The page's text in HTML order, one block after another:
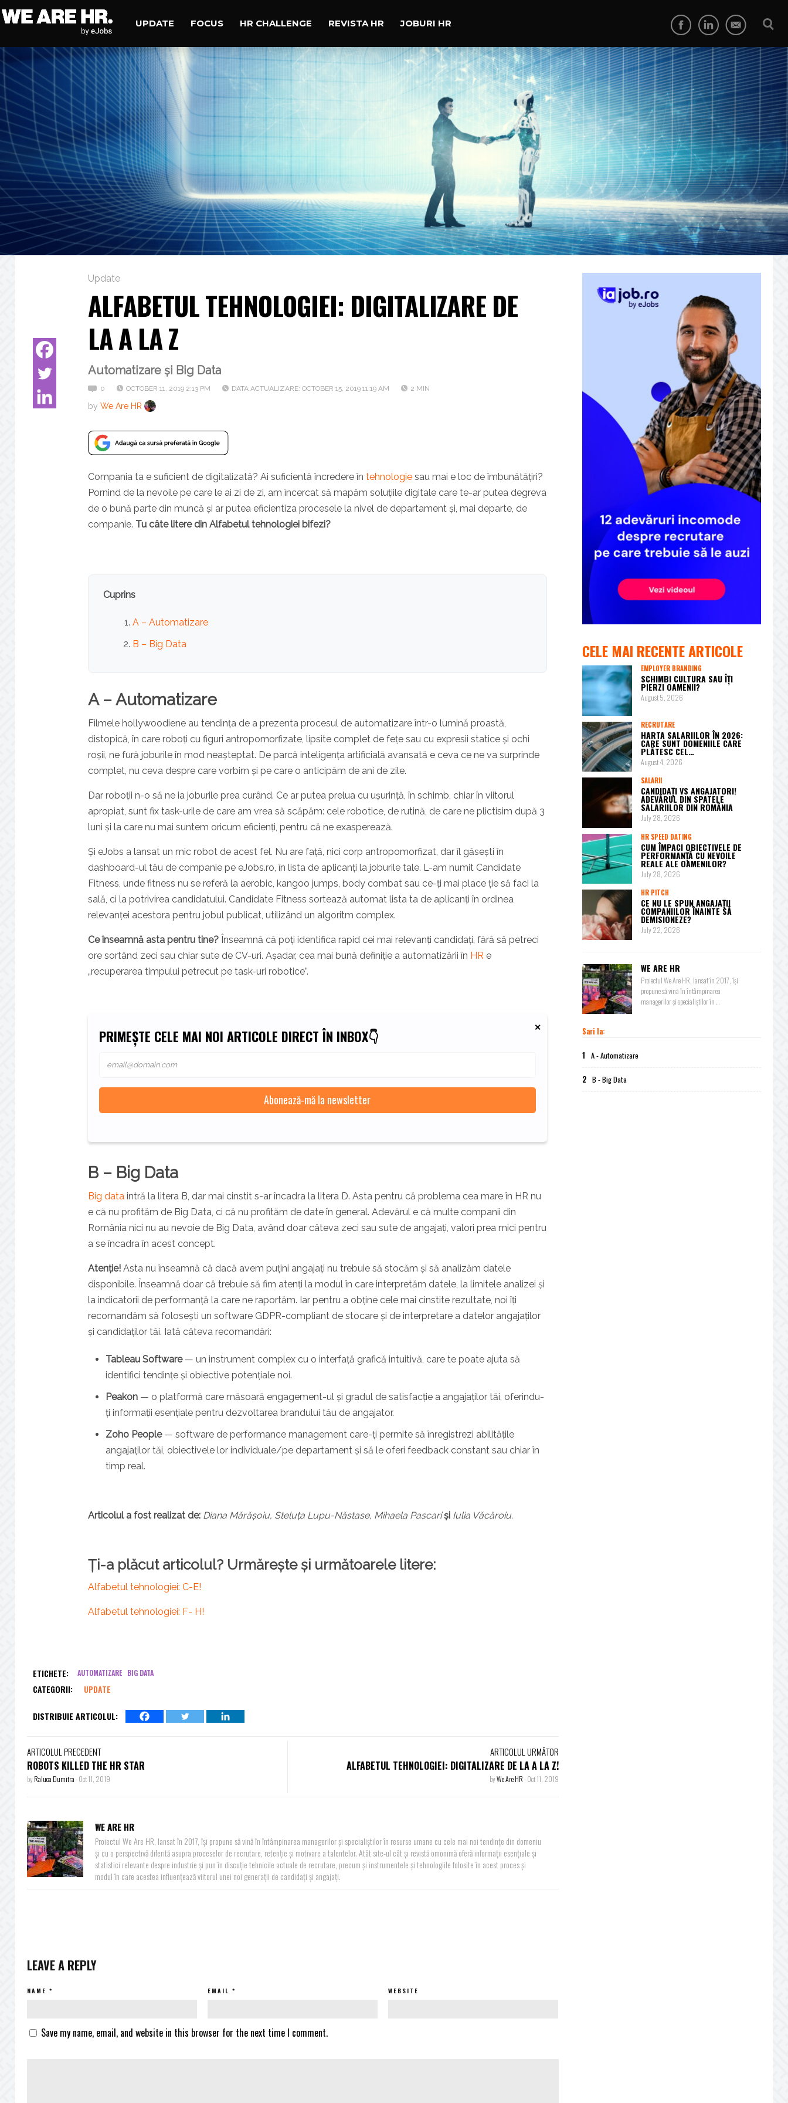
UPDATE FOCUS HR CHALLENGE REVISTA HR JOBURI HR
Update
ALFABETUL TEHNOLOGIEI: DIGITALIZARE DE
LA A LA Z
Automatizare și Big Data
0 OCTOBER 11, 2019 2:13 PM DATA ACTUALIZARE: OCTOBER 15, 2019 11:19 AM 2 MIN
by We Are HR
Compania ta e suficient de digitalizată? Ai suficientă încredere în tehnologie sau mai e loc de îmbunătățiri?
Pornind de la nevoile pe care le ai zi de zi, am încercat să mapăm soluțiile digitale care te-ar putea degreva
de o bună parte din muncă și ar putea eficientiza procesele la nivel de departament și, mai departe, de
companie. Tu câte litere din Alfabetul tehnologiei bifezi?
Cuprins
A – Automatizare
B – Big Data
A – Automatizare
Filmele hollywoodiene au tendința de a prezenta procesul de automatizare într-o lumină proastă,
distopică, în care roboți cu figuri antropomorfizate, lipsite complet de fețe sau cu expresii statice și ochi
roșii, ne fură joburile în mod neașteptat. De parcă inteligența artificială avansată e ceva ce ne va surprinde
complet, nu ceva despre care vorbim și pe care o anticipăm de ani de zile.
Dar roboții n-o să ne ia joburile prea curând. Ce ar putea prelua cu ușurință, în schimb, chiar în viitorul
apropiat, sunt fix task-urile de care am vrea să scăpăm: cele robotice, de rutină, de care ne plictisim după 3
luni și la care nu mai suntem oricum eficienți, pentru că ne exasperează.
Și eJobs a lansat un mic robot de acest fel. Nu are față, nici corp antropomorfizat, dar îl găsești în
dashboard-ul tău de companie pe eJobs.ro, în lista de aplicanți la joburile tale. L-am numit Candidate
Fitness, unde fitness nu se referă la aerobic, kangoo jumps, body combat sau ce-ți mai place ție să faci la
sală, ci la potrivirea candidatului. Candidate Fitness sortează automat lista ta de aplicanți în ordinea
relevanței acestora pentru jobul publicat, utilizând un algoritm complex.
Ce înseamnă asta pentru tine? Înseamnă că poți identifica rapid cei mai relevanți candidați, fără să petreci
ore sortând zeci sau chiar sute de CV-uri. Așadar, cea mai bună definiție a automatizării în HR e
„recuperarea timpului petrecut pe task-uri robotice”.
PRIMEȘTE CELE MAI NOI ARTICOLE DIRECT ÎN INBOX👇
B – Big Data
Big data intră la litera B, dar mai cinstit s-ar încadra la litera D. Asta pentru că problema cea mare în HR nu
e că nu profităm de Big Data, ci că nu profităm de date în general. Adevărul e că multe companii din
România nici nu au nevoie de Big Data, având doar câteva zeci sau sute de angajați, valori prea mici pentru
a se încadra în acest concept.
Atenție! Asta nu înseamnă că dacă avem puțini angajați nu trebuie să stocăm și să analizăm datele
disponibile. Înseamnă doar că trebuie să fim atenți la modul în care interpretăm datele, la limitele analizei și
la indicatorii de performanță la care ne raportăm. Iar pentru a obține cele mai cinstite rezultate, noi îți
recomandăm să folosești un software GDPR-compliant de stocare și de interpretare a datelor angajaților
și candidaților tăi. Iată câteva recomandări:
Tableau Software— un instrument complex cu o interfață grafică intuitivă, care te poate ajuta să
identifici tendințe și obiective potențiale noi.
Peakon — o platformă care măsoară engagement-ul și gradul de satisfacție a angajaților tăi, oferindu-
ți informații esențiale pentru dezvoltarea brandului tău de angajator.
Zoho People— software de performance management care-ți permite să înregistrezi abilitățile
angajaților tăi, obiectivele lor individuale/pe departament și să le oferi feedback constant sau chiar în
timp real.
Articolul a fost realizat de: Diana Mărășoiu, Steluța Lupu-Năstase, Mihaela Pascari și Iulia Văcăroiu.
Ți-a plăcut articolul? Urmărește și următoarele litere:
Alfabetul tehnologiei: C-E!
Alfabetul tehnologiei: F- H!
ETICHETE: AUTOMATIZARE BIG DATA
CATEGORII: UPDATE
DISTRIBUIE ARTICOLUL:
ARTICOLUL PRECEDENT
ROBOTS KILLED THE HR STAR
byRaluca Dumitra-Oct 11, 2019
ARTICOLUL URMĂTOR
ALFABETUL TEHNOLOGIEI: DIGITALIZARE DE LA A LA Z!
byWe Are HR-Oct 11, 2019
WE ARE HR
Proiectul We Are HR, lansat în 2017, își propune să vină în întâmpinarea managerilor și specialiștilor în resurse umane cu cele mai noi tendințe din domeniu
și cu o perspectivă diferită asupra proceselor de recrutare, retenție și motivare a talentelor. Atât site-ul cât și revistă omonimă oferă informații esențiale și
statistici relevante despre industrie și pun în discuție tehnicile actuale de recrutare, precum și instrumentele și tehnologiile folosite în acest proces și
modul în care acestea influențează viitorul unei noi generații de candidați și angajați.
LEAVE A REPLY
NAME * EMAIL * WEBSITE
Save my name, email, and website in this browser for the next time I comment.
CELE MAI RECENTE ARTICOLE
EMPLOYER BRANDING
SCHIMBI CULTURA SAU ÎȚI
PIERZI OAMENII?
August 5, 2026
RECRUTARE
HARTA SALARIILOR ÎN 2026:
CARE SUNT DOMENIILE CARE
PLĂTESC CEL…
August 4, 2026
SALARII
CANDIDAȚI VS ANGAJATORI!
ADEVĂRUL DIN SPATELE
SALARIILOR DIN ROMÂNIA
July 28, 2026
HR SPEED DATING
CUM ÎMPACI OBIECTIVELE DE
PERFORMANȚĂ CU NEVOILE
REALE ALE OAMENILOR?
July 28, 2026
HR PITCH
CE NU LE SPUN ANGAJAȚII
COMPANIILOR ÎNAINTE SĂ
DEMISIONEZE?
July 22, 2026
WE ARE HR
Proiectul We Are HR, lansat în 2017, își
propune să vină în întâmpinarea
managerilor și specialiștilor în ...
Sari la:
1 A - Automatizare
2 B - Big Data